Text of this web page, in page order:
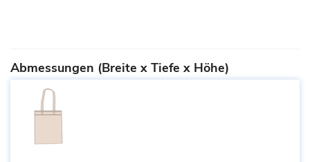
Abmessungen (Breite x Tiefe x Höhe)